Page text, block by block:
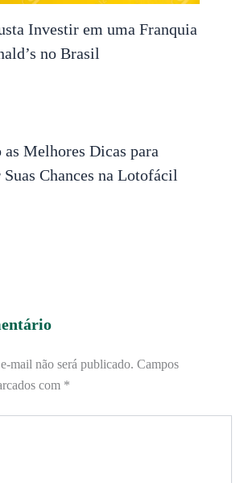
Investir em uma Franquia
no Brasil
as Melhores Dicas para
Chances na Lotofácil
mail não será publicado. Campos
com *